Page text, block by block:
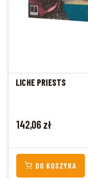
LICHE PRIESTS
Cena
142,06 zł
DO KOSZYKA